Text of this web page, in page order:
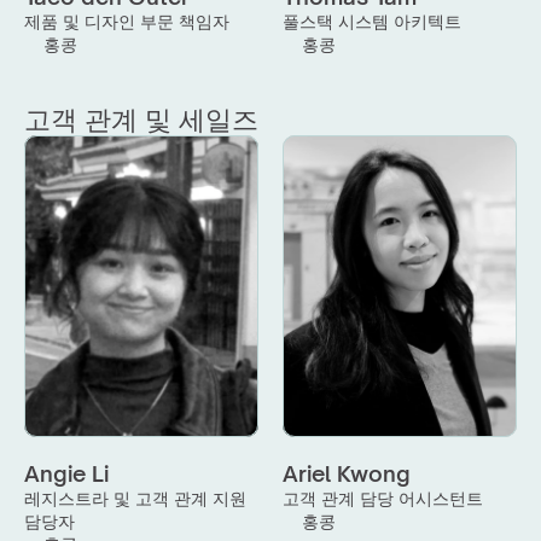
제품 및 디자인 부문 책임자
홍콩
풀스택 시스템 아키텍트
홍콩
고객 관계 및 세일즈
Angie Li
레지스트라 및 고객 관계 지원
담당자
Ariel Kwong
고객 관계 담당 어시스턴트
홍콩